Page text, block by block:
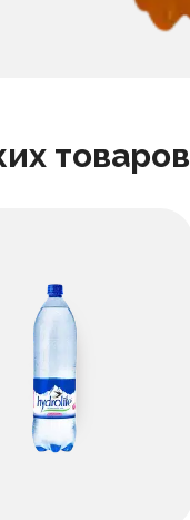
товаров